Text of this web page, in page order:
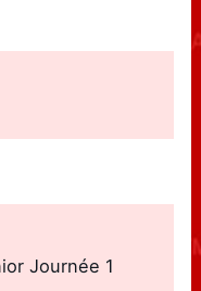
Journée 1